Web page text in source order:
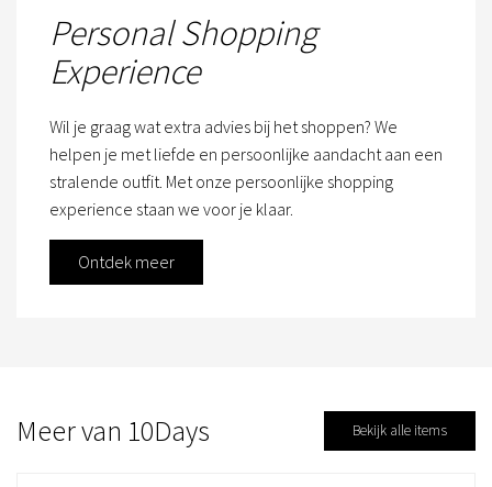
Personal Shopping
Experience
Wil je graag wat extra advies bij het shoppen? We
helpen je met liefde en persoonlijke aandacht aan een
stralende outfit. Met onze persoonlijke shopping
experience staan we voor je klaar.
Ontdek meer
Meer van 10Days Bekijk alle items